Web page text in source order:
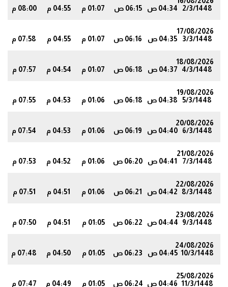
2/3/1448
04:34 ص 06:15 ص 01:07 م 04:55 م 08:00 م
17/08/2026
3/3/1448
04:35 ص 06:16 ص 01:07 م 04:55 م 07:58 م
18/08/2026
4/3/1448
04:37 ص 06:18 ص 01:07 م 04:54 م 07:57 م
19/08/2026
5/3/1448
04:38 ص 06:18 ص 01:06 م 04:53 م 07:55 م
20/08/2026
6/3/1448
04:40 ص 06:19 ص 01:06 م 04:53 م 07:54 م
21/08/2026
7/3/1448
04:41 ص 06:20 ص 01:06 م 04:52 م 07:53 م
22/08/2026
8/3/1448
04:42 ص 06:21 ص 01:06 م 04:51 م 07:51 م
23/08/2026
9/3/1448
04:44 ص 06:22 ص 01:05 م 04:51 م 07:50 م
24/08/2026
10/3/1448 04:45 ص 06:23 ص 01:05 م 04:50 م 07:48 م
25/08/2026
11/3/1448 04:46 ص 06:24 ص 01:05 م 04:49 م 07:47 م